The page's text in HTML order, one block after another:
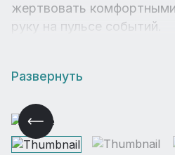
жертвовать
руку на пульсе событий.
Развернуть